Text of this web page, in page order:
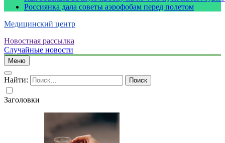
Россиянка дала советы аэрофобам перед полетом
Медицинский центр
Новостная рассылка
Случайные новости
Меню
Найти:
Заголовки